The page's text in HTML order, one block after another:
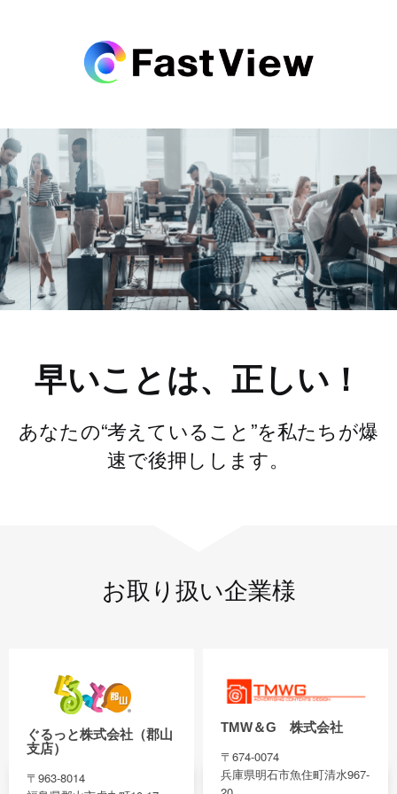
早いことは、正しい！
あなたの“考えていること”を私たちが爆
速で後押しします。
お取り扱い企業様
ぐるっと株式会社（郡山
支店）
〒963-8014
TMW＆G 株式会社
〒674-0074
兵庫県明石市魚住町清水967-